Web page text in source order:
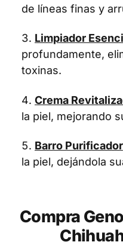
de líneas finas y
Limpiador
profundamente,
toxinas.
Crema
la piel, mejorando
Barro Purificador
la piel, dejándola
Compra